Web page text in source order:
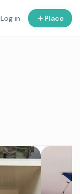
Log in Place